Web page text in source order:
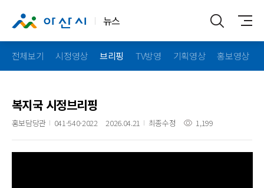
뉴스
전체보기 시정영상 브리핑 TV방영 기획영상 홍보영상
복지국 시정브리핑
홍보담당관 041-540-2022 2026.04.21 최종수정 1,199